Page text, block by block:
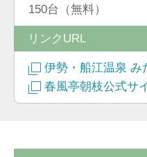
150台（無料）
リンクURL
伊勢・船江温泉 み
春風亭朝枝公式サ